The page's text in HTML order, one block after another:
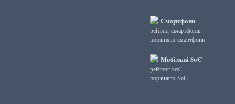
Смартфони
рейтинг смартфонів
порівняти смартфони
Мобільні SoC
рейтинг SoC
порівняти SoC